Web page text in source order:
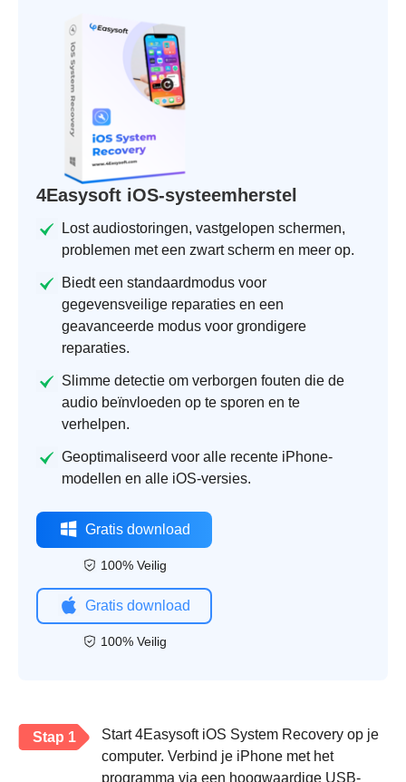
4Easysoft iOS-systeemherstel
Lost audiostoringen, vastgelopen schermen,
problemen met een zwart scherm en meer op.
Biedt een standaardmodus voor
gegevensveilige reparaties en een
geavanceerde modus voor grondigere
reparaties.
Slimme detectie om verborgen fouten die de
audio beïnvloeden op te sporen en te
verhelpen.
Geoptimaliseerd voor alle recente iPhone-
modellen en alle iOS-versies.
Gratis download
100% Veilig
Gratis download
100% Veilig
Stap 1
Start 4Easysoft iOS System Recovery op je
computer. Verbind je iPhone met het
programma via een hoogwaardige USB-